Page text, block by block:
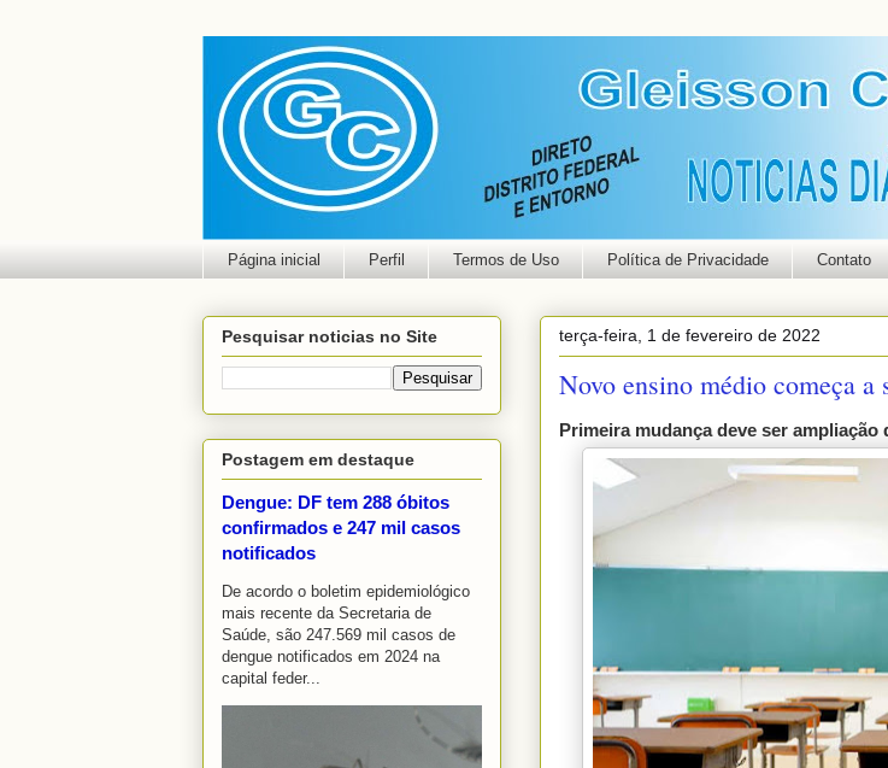
Página inicial Perfil Termos de Uso Política de Privacidade Contato
terça-feira, 1 de fevereiro de 2022
Novo ensino médio começa a
Primeira mudança deve ser ampliação
Pesquisar noticias no Site
Postagem em destaque
Dengue: DF tem 288 óbitos
confirmados e 247 mil casos
notificados
De acordo o boletim epidemiológico
mais recente da Secretaria de
Saúde, são 247.569 mil casos de
dengue notificados em 2024 na
capital feder...